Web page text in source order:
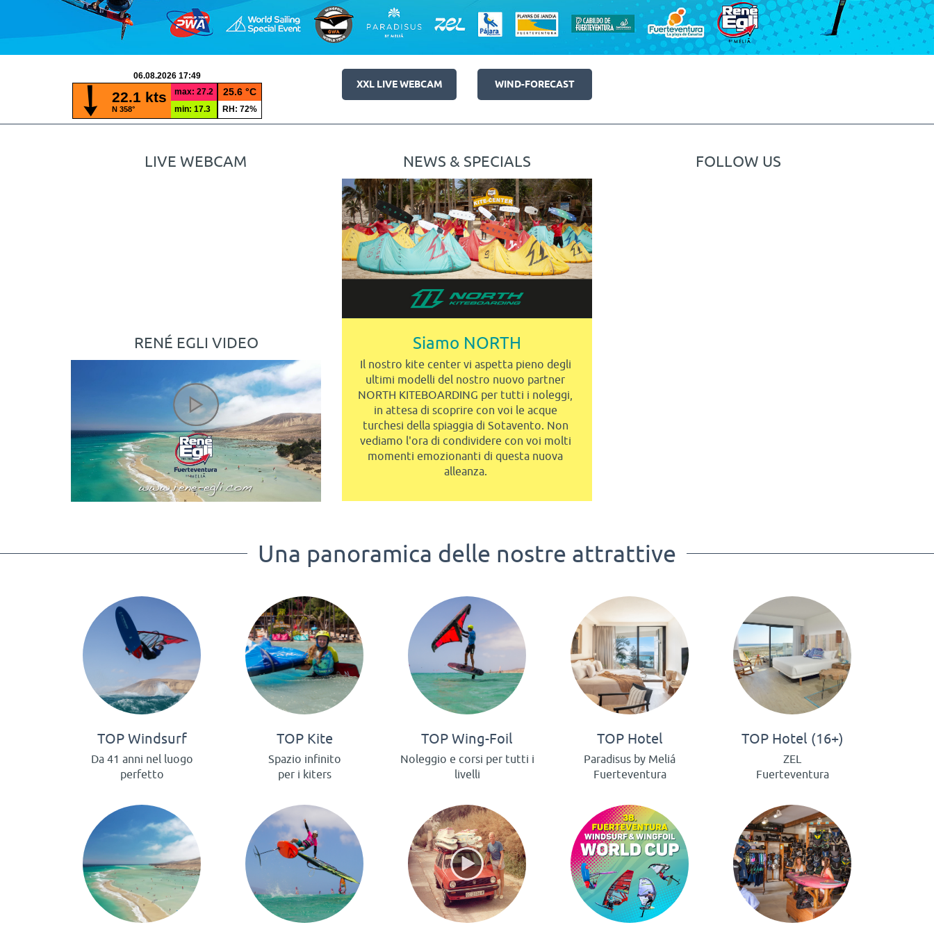
XXL LIVE WEBCAM WIND-FORECAST
LIVE WEBCAM
RENÉ EGLI VIDEO
NEWS & SPECIALS
Siamo NORTH
Il nostro kite center vi aspetta pieno degli
ultimi modelli del nostro nuovo partner
NORTH KITEBOARDING per tutti i noleggi,
in attesa di scoprire con voi le acque
turchesi della spiaggia di Sotavento. Non
vediamo l'ora di condividere con voi molti
momenti emozionanti di questa nuova
alleanza.
FOLLOW US
Una panoramica delle nostre attrattive
TOP Windsurf
Da 41 anni nel luogo
perfetto
TOP Kite
Spazio infinito
per i kiters
TOP Wing-Foil
Noleggio e corsi per tutti i
livelli
TOP Hotel
Paradisus by Meliá
Fuerteventura
TOP Hotel (16+)
ZEL
Fuerteventura